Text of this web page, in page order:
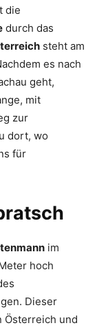
die
durch das
steht am
es nach
geht,
mit
zur
dort, wo
für
im
hoch
Dieser
Österreich und